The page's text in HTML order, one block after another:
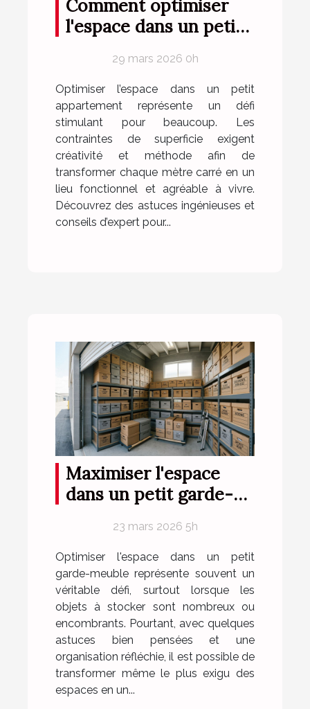
Comment optimiser
l'espace dans un petit
29 mars 2026 0h
Optimiser l’espace dans un petit
appartement représente un défi
stimulant pour beaucoup. Les
contraintes de superficie exigent
créativité et méthode afin de
transformer chaque mètre carré en un
lieu fonctionnel et agréable à vivre.
Découvrez des astuces ingénieuses et
conseils d’expert pour...
Maximiser l'espace
dans un petit garde-
23 mars 2026 5h
Optimiser l'espace dans un petit
garde-meuble représente souvent un
véritable défi, surtout lorsque les
objets à stocker sont nombreux ou
encombrants. Pourtant, avec quelques
astuces bien pensées et une
organisation réfléchie, il est possible de
transformer même le plus exigu des
espaces en un...